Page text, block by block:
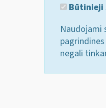
Būtinieji
Naudojami
negali